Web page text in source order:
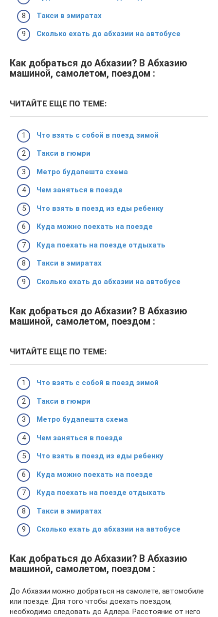
Такси в эмиратах
Сколько ехать до абхазии на автобусе
Как добраться до Абхазии? В Абхазию
машиной, самолетом, поездом :
ЧИТАЙТЕ ЕЩЕ ПО ТЕМЕ:
Что взять с собой в поезд зимой
Такси в гюмри
Метро будапешта схема
Чем заняться в поезде
Что взять в поезд из еды ребенку
Куда можно поехать на поезде
Куда поехать на поезде отдыхать
Такси в эмиратах
Сколько ехать до абхазии на автобусе
Как добраться до Абхазии? В Абхазию
машиной, самолетом, поездом :
ЧИТАЙТЕ ЕЩЕ ПО ТЕМЕ:
Что взять с собой в поезд зимой
Такси в гюмри
Метро будапешта схема
Чем заняться в поезде
Что взять в поезд из еды ребенку
Куда можно поехать на поезде
Куда поехать на поезде отдыхать
Такси в эмиратах
Сколько ехать до абхазии на автобусе
Как добраться до Абхазии? В Абхазию
машиной, самолетом, поездом :
До Абхазии можно добраться на самолете, автомобиле
или поезде. Для того чтобы доехать поездом,
необходимо следовать до Адлера. Расстояние от него